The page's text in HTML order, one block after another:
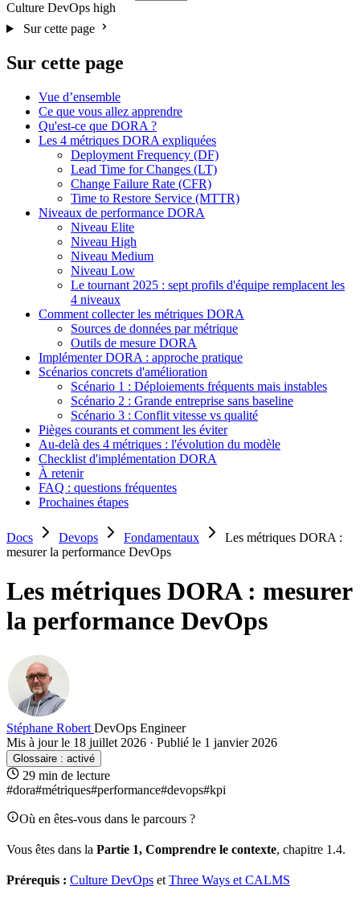
Culture DevOps high
Sur cette page
Sur cette page
Vue d’ensemble
Ce que vous allez apprendre
Qu'est-ce que DORA ?
Les 4 métriques DORA expliquées
Deployment Frequency (DF)
Lead Time for Changes (LT)
Change Failure Rate (CFR)
Time to Restore Service (MTTR)
Niveaux de performance DORA
Niveau Elite
Niveau High
Niveau Medium
Niveau Low
Le tournant 2025 : sept profils d'équipe remplacent les
4 niveaux
Comment collecter les métriques DORA
Sources de données par métrique
Outils de mesure DORA
Implémenter DORA : approche pratique
Scénarios concrets d'amélioration
Scénario 1 : Déploiements fréquents mais instables
Scénario 2 : Grande entreprise sans baseline
Scénario 3 : Conflit vitesse vs qualité
Pièges courants et comment les éviter
Au-delà des 4 métriques : l'évolution du modèle
Checklist d'implémentation DORA
À retenir
FAQ : questions fréquentes
Prochaines étapes
Docs Devops Fondamentaux
Les métriques DORA :
mesurer la performance DevOps
Les métriques DORA : mesurer
la performance DevOps
Stéphane Robert DevOps Engineer
Mis à jour le 18 juillet 2026 · Publié le 1 janvier 2026
Glossaire : activé
29 min de lecture
#dora#métriques#performance#devops#kpi
Où en êtes-vous dans le parcours ?
Vous êtes dans la Partie 1, Comprendre le contexte, chapitre 1.4.
Prérequis : Culture DevOps et Three Ways et CALMS